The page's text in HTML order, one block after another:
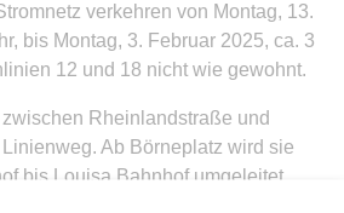
verkehren von Montag, 13.
bis Montag, 3. Februar 2025, ca. 3
12 und 18 nicht wie gewohnt.
Rheinlandstraße und
Ab Börneplatz wird sie
bis Louisa Bahnhof umgeleitet.